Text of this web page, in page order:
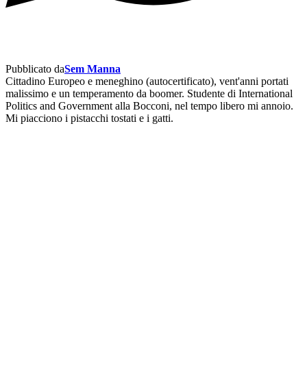
Pubblicato daSem Manna
Cittadino Europeo e meneghino (autocertificato), vent'anni portati
malissimo e un temperamento da boomer. Studente di International
Politics and Government alla Bocconi, nel tempo libero mi annoio.
Mi piacciono i pistacchi tostati e i gatti.